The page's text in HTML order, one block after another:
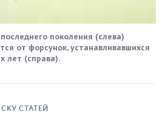
поколения (слева)
от форсунок, устанавливавшихся
лет (справа).
СТАТЕЙ